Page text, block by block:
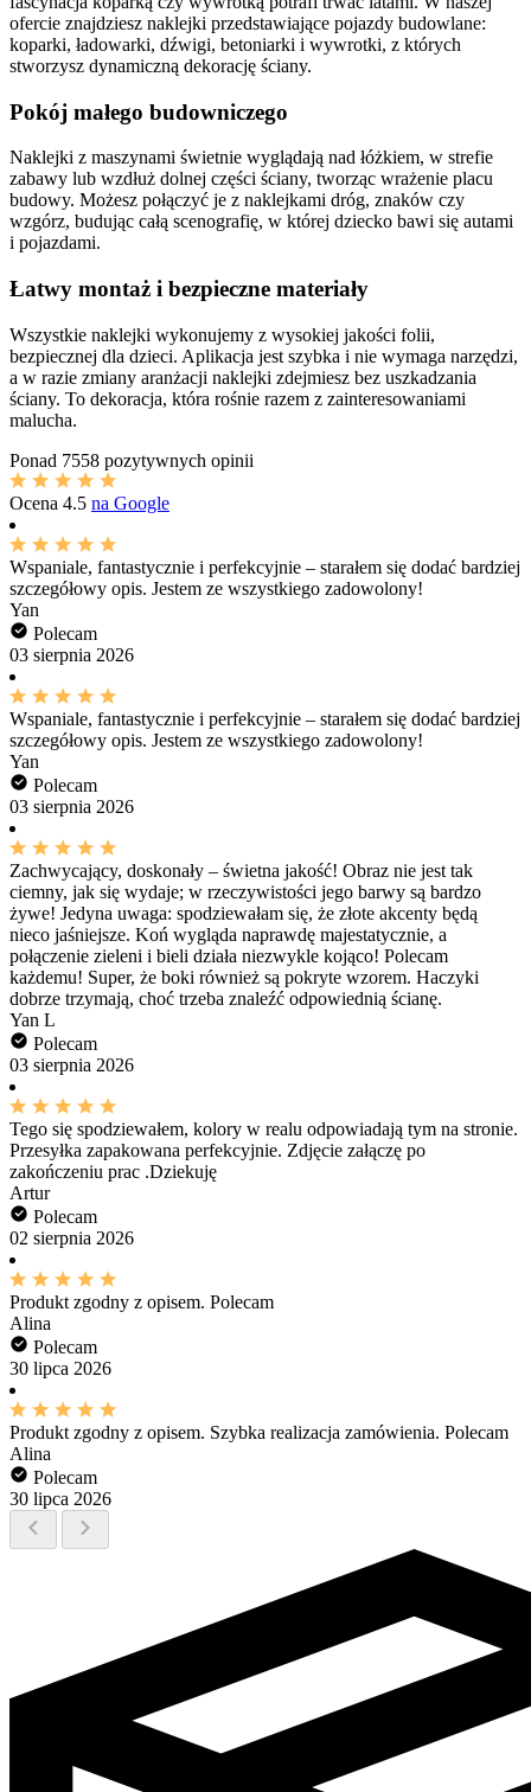
ofercie znajdziesz naklejki przedstawiające pojazdy budowlane:
koparki, ładowarki, dźwigi, betoniarki i wywrotki, z których
stworzysz dynamiczną dekorację ściany.
Pokój małego budowniczego
Naklejki z maszynami świetnie wyglądają nad łóżkiem, w strefie
zabawy lub wzdłuż dolnej części ściany, tworząc wrażenie placu
budowy. Możesz połączyć je z naklejkami dróg, znaków czy
wzgórz, budując całą scenografię, w której dziecko bawi się autami
i pojazdami.
Łatwy montaż i bezpieczne materiały
Wszystkie naklejki wykonujemy z wysokiej jakości folii,
bezpiecznej dla dzieci. Aplikacja jest szybka i nie wymaga narzędzi,
a w razie zmiany aranżacji naklejki zdejmiesz bez uszkadzania
ściany. To dekoracja, która rośnie razem z zainteresowaniami
malucha.
Ponad 7558 pozytywnych opinii
Ocena 4.5 na Google
Wspaniale, fantastycznie i perfekcyjnie – starałem się dodać bardziej
szczegółowy opis. Jestem ze wszystkiego zadowolony!
Yan
Polecam
03 sierpnia 2026
Wspaniale, fantastycznie i perfekcyjnie – starałem się dodać bardziej
szczegółowy opis. Jestem ze wszystkiego zadowolony!
Yan
Polecam
03 sierpnia 2026
Zachwycający, doskonały – świetna jakość! Obraz nie jest tak
ciemny, jak się wydaje; w rzeczywistości jego barwy są bardzo
żywe! Jedyna uwaga: spodziewałam się, że złote akcenty będą
nieco jaśniejsze. Koń wygląda naprawdę majestatycznie, a
połączenie zieleni i bieli działa niezwykle kojąco! Polecam
każdemu! Super, że boki również są pokryte wzorem. Haczyki
dobrze trzymają, choć trzeba znaleźć odpowiednią ścianę.
Yan L
Polecam
03 sierpnia 2026
Tego się spodziewałem, kolory w realu odpowiadają tym na stronie.
Przesyłka zapakowana perfekcyjnie. Zdjęcie załączę po
zakończeniu prac .Dziekuję
Artur
Polecam
02 sierpnia 2026
Produkt zgodny z opisem. Polecam
Alina
Polecam
30 lipca 2026
Produkt zgodny z opisem. Szybka realizacja zamówienia. Polecam
Alina
Polecam
30 lipca 2026